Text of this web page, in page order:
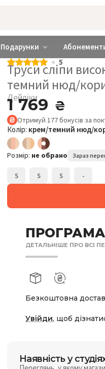
Подарунки
5
Труси сліпи
темний нюд/
Дейліки
1 769 ₴
Отримуй 177бонусів за
Колір: крем/темний нюд/
Розмір: не обрано Зараз
S S S -
ДЕТАЛЬНІШЕ ПРО ВСІ
Безкоштовна
Увійди, щоб
Наявність у